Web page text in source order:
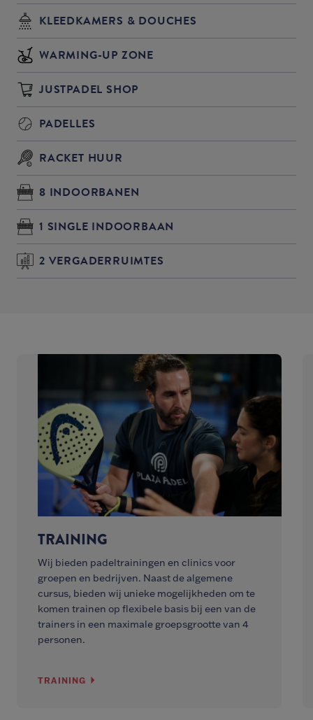
KLEEDKAMERS & DOUCHES
WARMING-UP ZONE
JUSTPADEL SHOP
PADELLES
RACKET HUUR
8 INDOORBANEN
1 SINGLE INDOORBAAN
2 VERGADERRUIMTES
TRAINING
Wij bieden padeltrainingen en clinics voor
groepen en bedrijven. Naast de algemene
cursus, bieden wij unieke mogelijkheden om te
komen trainen op flexibele basis bij een van de
trainers in een maximale groepsgrootte van 4
personen.
TRAINING